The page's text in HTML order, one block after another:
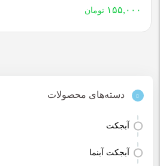
۱۵۵,۰۰۰ تومان
دسته‌های محصولات
آبجکت
آبجکت آبنما